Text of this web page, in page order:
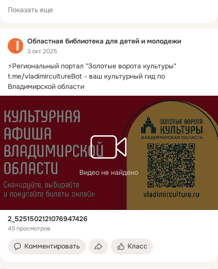
Областная библиотека для детей и молодежи
3 окт 2025
⚡Региональный портал "Золотые ворота культуры"
t.me/vladimircultureBot - ваш культурный гид по
Владимирской области
Видео не найдено
2_5251502121076947426
45 просмотров
Комментировать Класс
Показать еще